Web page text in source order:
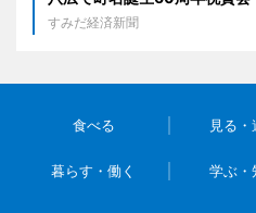
すみだ経済新聞
食べる 見る・
暮らす・働く 学ぶ・